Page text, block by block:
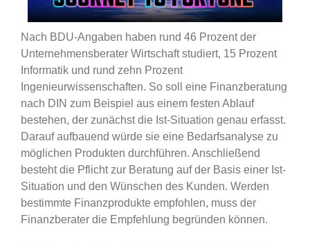
Nach BDU-Angaben haben rund 46 Prozent der
Unternehmensberater Wirtschaft studiert, 15 Prozent
Informatik und rund zehn Prozent
Ingenieurwissenschaften. So soll eine Finanzberatung
nach DIN zum Beispiel aus einem festen Ablauf
bestehen, der zunächst die Ist-Situation genau erfasst.
Darauf aufbauend würde sie eine Bedarfsanalyse zu
möglichen Produkten durchführen. Anschließend
besteht die Pflicht zur Beratung auf der Basis einer Ist-
Situation und den Wünschen des Kunden. Werden
bestimmte Finanzprodukte empfohlen, muss der
Finanzberater die Empfehlung begründen können.